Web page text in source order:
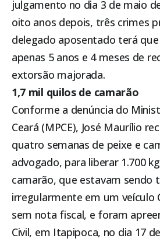
julgamento no dia 3 de maio
oito anos depois, três crimes
delegado aposentado terá
apenas 5 anos e 4 meses de
extorsão majorada.
1,7 mil quilos de camarão
Conforme a denúncia do
Ceará (MPCE), José Maurílio
quatro semanas de peixe e
advogado, para liberar 1.700
camarão, que estavam sendo
irregularmente em um veículo
sem nota fiscal, e foram
Civil, em Itapipoca, no dia 17